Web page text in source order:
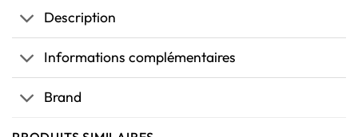
Description
Informations complémentaires
Brand